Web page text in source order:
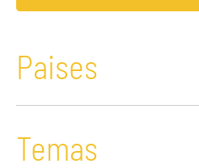
Paises
Temas